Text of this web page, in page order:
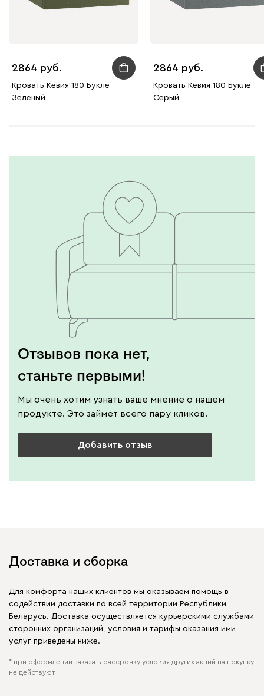
2864
Кровать Кевия 180 Букле
Зеленый
2864
Кровать Кевия 180 Букле
Серый
Отзывов пока нет,
станьте первыми!
Мы очень хотим узнать ваше мнение о нашем
продукте. Это займет всего пару кликов.
Добавить отзыв
Доставка и сборка
Для комфорта наших клиентов мы оказываем помощь в
содействии доставки по всей территории Республики
Беларусь. Доставка осуществляется курьерскими службами
сторонних организаций, условия и тарифы оказания ими
услуг приведены ниже.
* при оформлении заказа в рассрочку условия других акций на покупку
не действуют.